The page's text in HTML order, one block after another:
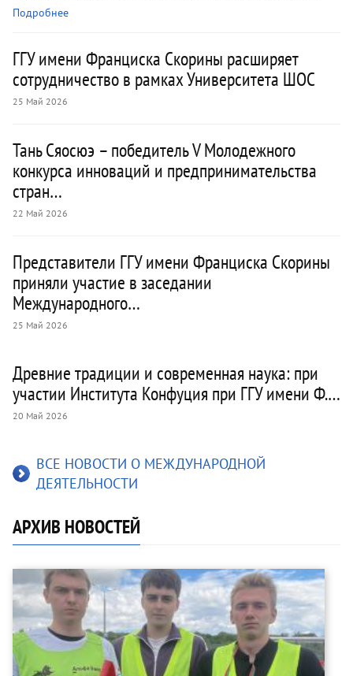
Подробнее
ГГУ имени Франциска Скорины расширяет
сотрудничество в рамках Университета ШОС
25 Май 2026
Представители ГГУ имени Франциска Скорины
приняли участие в заседании
Международного…
25 Май 2026
Тань Сяосюэ – победитель V Молодежного
конкурса инноваций и предпринимательства
стран…
22 Май 2026
Древние традиции и современная наука: при
участии Института Конфуция при ГГУ имени Ф.…
20 Май 2026
ВСЕ НОВОСТИ О МЕЖДУНАРОДНОЙ
ДЕЯТЕЛЬНОСТИ
АРХИВ НОВОСТЕЙ